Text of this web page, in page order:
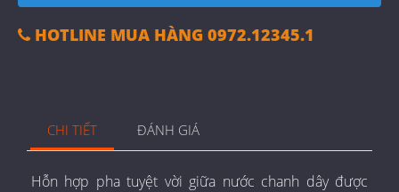
HOTLINE MUA HÀNG 0972.12345.1
CHI TIẾT ĐÁNH GIÁ
Hỗn hợp pha tuyệt vời giữa nước chanh dây được